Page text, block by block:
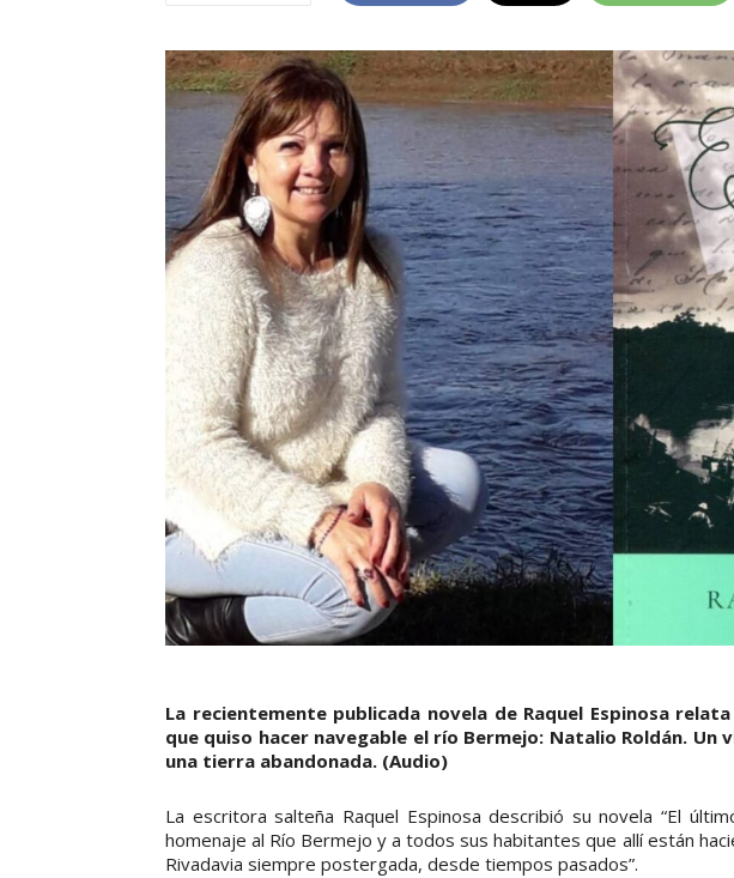
La recientemente publicada novela de Raquel Espinosa
que quiso hacer navegable el río Bermejo: Natalio Roldán. Un
una tierra abandonada. (Audio)
La escritora salteña Raquel Espinosa describió su novela “El
homenaje al Río Bermejo y a todos sus habitantes que allí están
Rivadavia siempre postergada, desde tiempos pasados”.